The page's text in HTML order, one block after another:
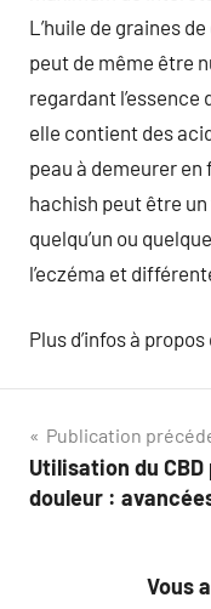
L’huile de graines
peut de même être
regardant
elle contient des
peau à demeurer en
hachish peut être
quelqu’un ou
l’eczéma et
Plus d’infos à propos
Navigation
de
Publication
Utilisation du
douleur :
Vous